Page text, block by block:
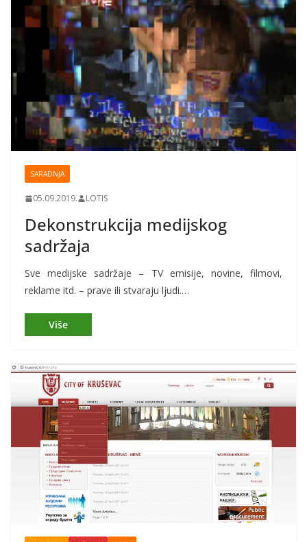
SARADNJA
05.09.2019. LOTIS
Dekonstrukcija medijskog
sadržaja
Sve medijske sadržaje – TV emisije, novine, filmovi,
reklame itd. – prave ili stvaraju ljudi.…